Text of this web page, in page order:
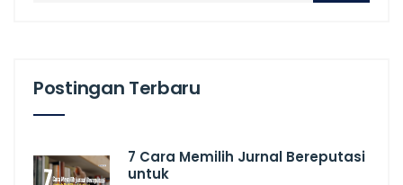
Postingan Terbaru
7 Cara Memilih Jurnal Bereputasi
untuk